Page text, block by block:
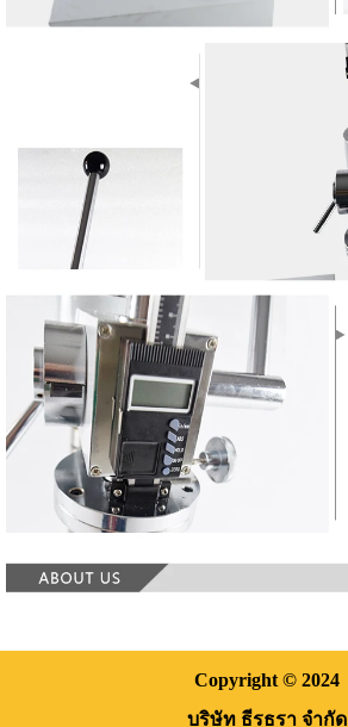
Copyright © 2024
บริษัท ธีรธรา จำกัด